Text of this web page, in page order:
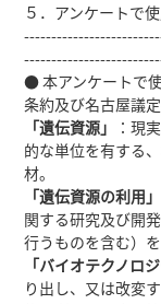
５．アンケートで
● 本アンケートで
条約及び名古屋議
「遺伝資源」
：現
的な単位を有する
材。
「遺伝資源の利用」
関する研究及び開
行うものを含む）を
「バイオテクノロジ
り出し、又は改変